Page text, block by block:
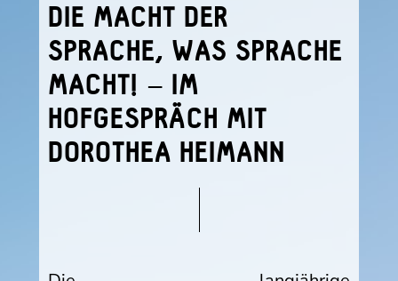
DIE MACHT DER
SPRACHE, WAS SPRACHE
MACHT! – IM
HOFGESPRÄCH MIT
DOROTHEA HEIMANN